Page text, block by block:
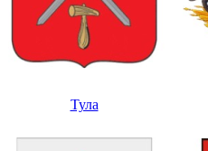
Тула